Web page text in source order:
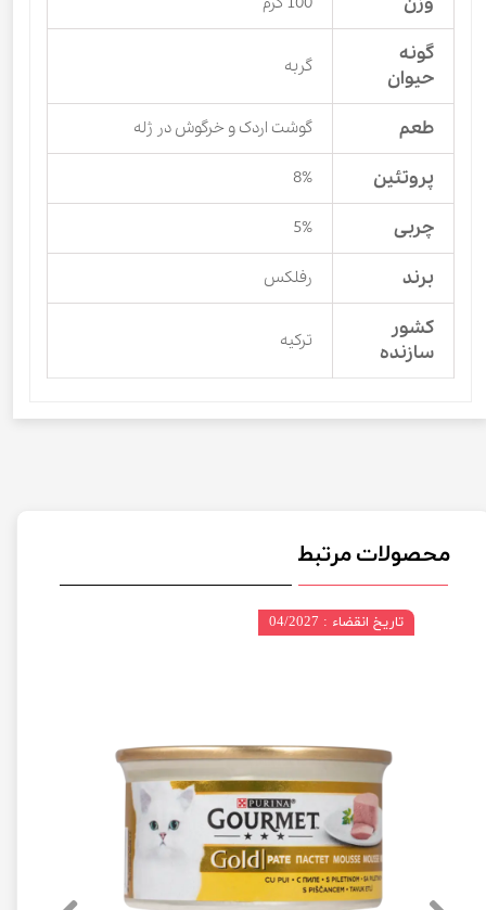
گونه
حیوان
گربه
طعم گوشت اردک و خرگوش در ژله
پروتئین 8%
چربی 5%
برند رفلکس
کشور
سازنده
ترکیه
محصولات مرتبط
تاریخ انقضاء : 04/2027